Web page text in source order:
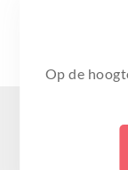
Voor &
Tarieven
Op de